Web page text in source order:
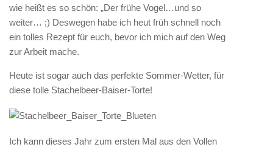
wie heißt es so schön: „Der frühe Vogel…und so
weiter… ;) Deswegen habe ich heut früh schnell noch
ein tolles Rezept für euch, bevor ich mich auf den Weg
zur Arbeit mache.
Heute ist sogar auch das perfekte Sommer-Wetter, für
diese tolle Stachelbeer-Baiser-Torte!
Ich kann dieses Jahr zum ersten Mal aus den Vollen